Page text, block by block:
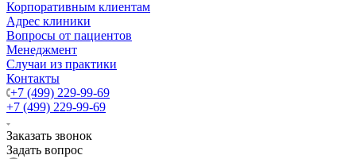
Корпоративным клиентам
Адрес клиники
Вопросы от пациентов
Менеджмент
Случаи из практики
Контакты
+7 (499) 229-99-69
+7 (499) 229-99-69
Заказать звонок
Задать вопрос